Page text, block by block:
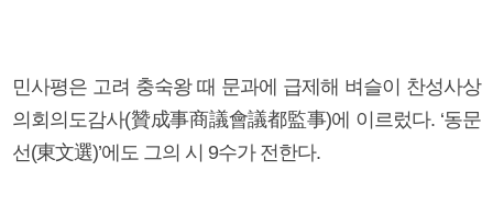
민사평은 고려 충숙왕 때 문과에 급제해 벼슬이 찬성사상
의회의도감사(贊成事商議會議都監事)에 이르렀다. ‘동문
선(東文選)’에도 그의 시 9수가 전한다.